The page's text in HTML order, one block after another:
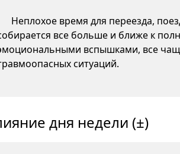
Неплохое время для переезда,
все больше и ближе к
вспышками, все
ситуаций.
дня недели (±)